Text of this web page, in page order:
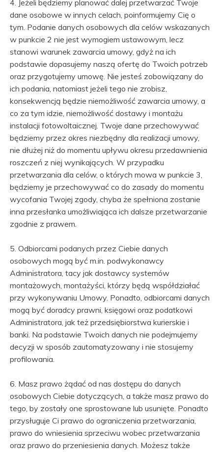
4. Jeżeli będziemy planować dalej przetwarzać Twoje
dane osobowe w innych celach, poinformujemy Cię o
tym. Podanie danych osobowych dla celów wskazanych
w punkcie 2 nie jest wymogiem ustawowym, lecz
stanowi warunek zawarcia umowy, gdyż na ich
podstawie dopasujemy naszą ofertę do Twoich potrzeb
oraz przygotujemy umowę. Nie jesteś zobowiązany do
ich podania, natomiast jeżeli tego nie zrobisz,
konsekwencją będzie niemożliwość zawarcia umowy, a
co za tym idzie, niemożliwość dostawy i montażu
instalacji fotowoltaicznej. Twoje dane przechowywać
będziemy przez okres niezbędny dla realizacji umowy,
nie dłużej niż do momentu upływu okresu przedawnienia
roszczeń z niej wynikających. W przypadku
przetwarzania dla celów, o których mowa w punkcie 3,
będziemy je przechowywać co do zasady do momentu
wycofania Twojej zgody, chyba że spełniona zostanie
inna przesłanka umożliwiająca ich dalsze przetwarzanie
zgodnie z prawem.
5. Odbiorcami podanych przez Ciebie danych
osobowych mogą być m.in. podwykonawcy
Administratora, tacy jak dostawcy systemów
montażowych, montażyści, którzy będą współdziałać
przy wykonywaniu Umowy. Ponadto, odbiorcami danych
mogą być doradcy prawni, księgowi oraz podatkowi
Administratora, jak też przedsiębiorstwa kurierskie i
banki. Na podstawie Twoich danych nie podejmujemy
decyzji w sposób zautomatyzowany i nie stosujemy
profilowania.
6. Masz prawo żądać od nas dostępu do danych
osobowych Ciebie dotyczących, a także masz prawo do
tego, by zostały one sprostowane lub usunięte. Ponadto
przysługuje Ci prawo do ograniczenia przetwarzania,
prawo do wniesienia sprzeciwu wobec przetwarzania
oraz prawo do przeniesienia danych. Możesz także